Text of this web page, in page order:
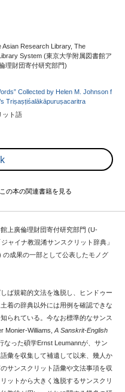
Asian Research Library, The
System (東京大学附属図書館ア
理財団寄付研究部門)
Collected by Helen M. Johnson f
Triṣaṣṭiśalākāpuruṣacaritra
ット語
この本の関連書籍を見る
上廣倫理財団寄付研究部門 (U-
ャイナ教混淆サンスクリット辞典」
成果の一部として公表したモノグ
ば規範的文法を逸脱し、ヒンドゥー
着の辞典以外には用例を確認できな
られている。今なお標準的なサンス
Monier-Williams,A Sanskrit-English
った碩学Ernst Leumannが、サン
彙を収集して補遺して以来、幾人か
サンスクリット語彙や文法事項を収
ットから大きく逸脱するサンスクリ